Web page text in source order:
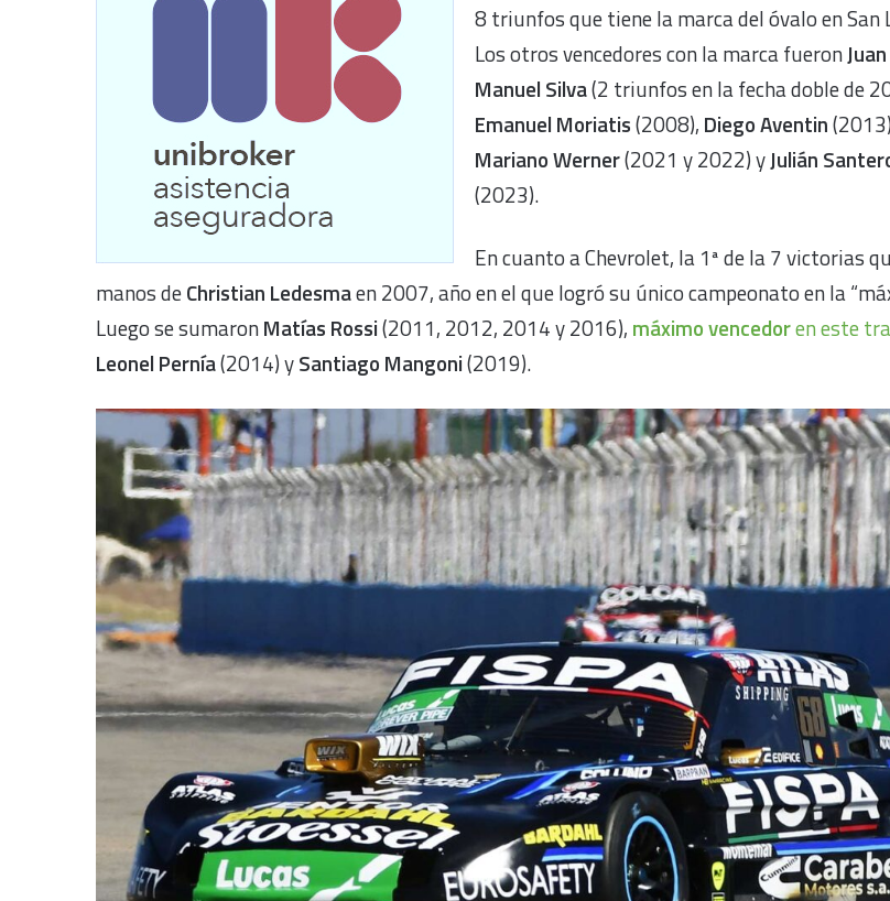
8 triunfos que tiene la marca del óvalo en San
Los otros vencedores con la marca fueronJuan
Manuel Silva(2 triunfos en la fecha doble de
Emanuel Moriatis(2008), Diego Aventin
Mariano Werner(2021 y 2022) yJulián
(2023).
En cuanto a Chevrolet, la 1ª de la 7 victorias
manos deChristian Ledesmaen 2007, año en el que logró su único campeonato en la
Luego se sumaronMatías Rossi(2011, 2012, 2014 y 2016), máximo vencedoren este
Leonel Pernía(2014) ySantiago Mangoni(2019).